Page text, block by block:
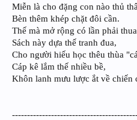
Miễn là cho đặng con nào thủ
Bèn thêm khép chặt đôi cần.
Thế mà mở rộng có lần phải
Sách này dựa thế tranh đua,
Cho người hiếu học thêu thùa
Cáp kê lắm thế nhiều bề,
Khôn lanh mưu lược ắt về chiến